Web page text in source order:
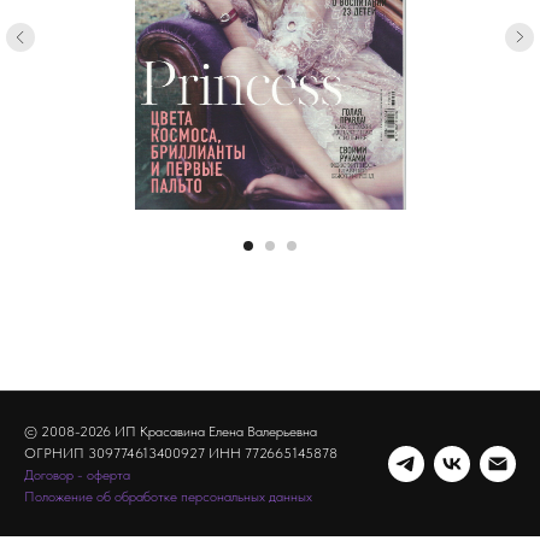
© 2008-2026 ИП Красавина Елена Валерьевна
ОГРНИП 309774613400927 ИНН 772665145878
Договор - оферта
Положение об обработке персональных данных